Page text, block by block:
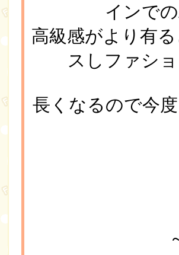
インで
高級感がより有
スしファシ
長くなるので今